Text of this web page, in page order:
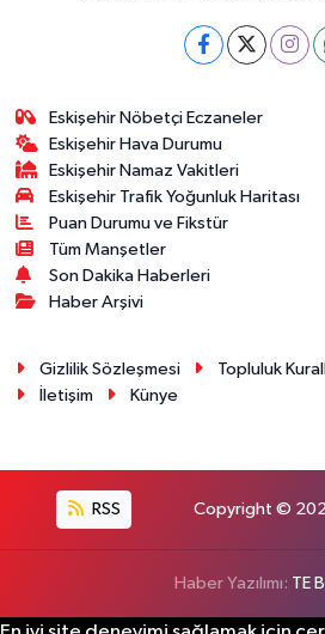
Eskişehir Nöbetçi Eczaneler
Eskişehir Hava Durumu
Eskişehir Namaz Vakitleri
Eskişehir Trafik Yoğunluk Haritası
Puan Durumu ve Fikstür
Tüm Manşetler
Son Dakika Haberleri
Haber Arşivi
Gizlilik Sözleşmesi Topluluk
İletişim
Künye
RSS Copyright ©
Haber Yazılımı: TE